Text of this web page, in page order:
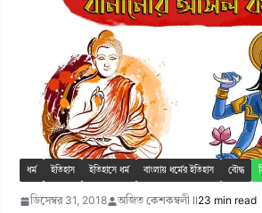
ধর্ম ইতিহাস ইতিহাসে ধর্ম বাংলায় ধর্মের ইতিহাস বৌদ্ধ
ডিসেম্বর 31, 2018 অজিত কেশকম্বলী II 23 min read